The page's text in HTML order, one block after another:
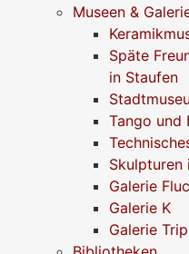
Museen &
Späte
in Staufen
Tango und
Skulpturen
Galerie
Galerie K
Galerie